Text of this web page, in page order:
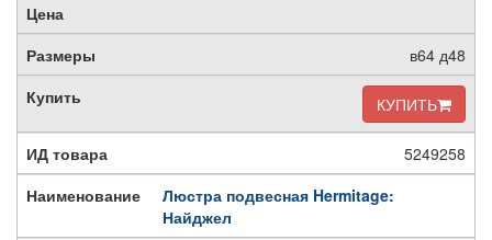
в64 д48
КУПИТЬ
5249258
Люстра подвесная Hermitage:
Найджел